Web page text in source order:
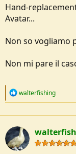
n
Hand-
Avatar...
Non so vogliamo
Non mi pare il
R
c
t
i
o
n
walterfishing